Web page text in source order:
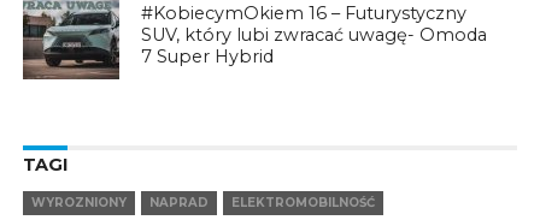
#KobiecymOkiem 16 – Futurystyczny
SUV, który lubi zwracać uwagę- Omoda
7 Super Hybrid
TAGI
WYROZNIONY NAPRAD
ELEKTROMOBILNOŚĆ